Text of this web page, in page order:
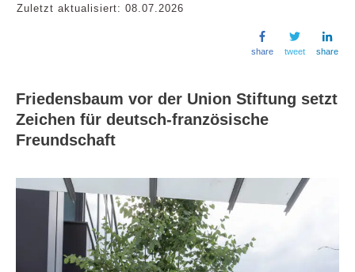
Zuletzt aktualisiert: 08.07.2026
share tweet share
Friedensbaum vor der Union Stiftung setzt
Zeichen für deutsch-französische
Freundschaft